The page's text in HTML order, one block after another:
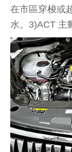
在市區穿梭或
水。3)ACT 主